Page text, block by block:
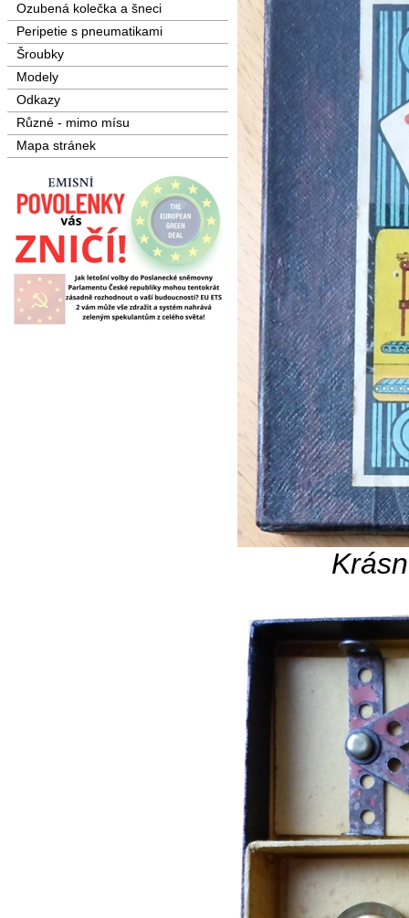
Ozubená kolečka a šneci
Peripetie s pneumatikami
Šroubky
Modely
Odkazy
Různé - mimo mísu
Mapa stránek